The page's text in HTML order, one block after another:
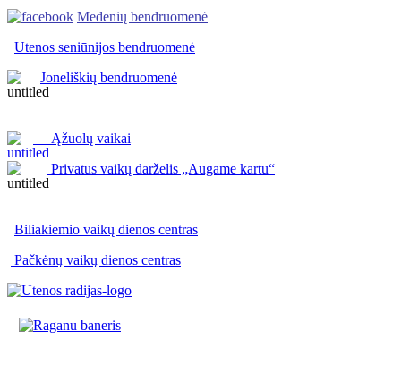
Medenių bendruomenė
Utenos seniūnijos bendruomenė
Joneliškių bendruomenė
Ąžuolų vaikai
Privatus vaikų darželis „Augame kartu“
Biliakiemio vaikų dienos centras
Pačkėnų vaikų dienos centras